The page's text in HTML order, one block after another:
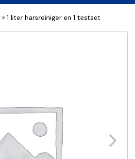
» 1 liter harsreiniger en 1 testset